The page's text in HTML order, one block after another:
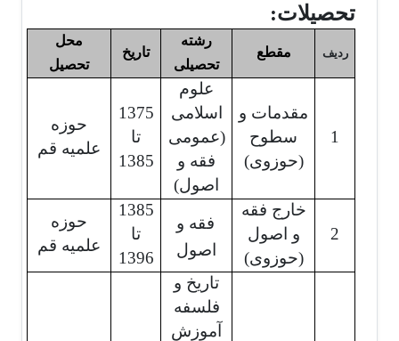
تحصیلات:
ردیف مقطع
رشته
تحصیلی
تاریخ
محل
تحصیل
1
مقدمات و
سطوح
(حوزوی)
علوم
اسلامی
(عمومی
فقه و
اصول)
1375
تا
1385
حوزه
علمیه قم
2
خارج فقه
و اصول
(حوزوی)
فقه و
اصول
1385
تا
1396
حوزه
علمیه قم
تاریخ و
فلسفه
آموزش